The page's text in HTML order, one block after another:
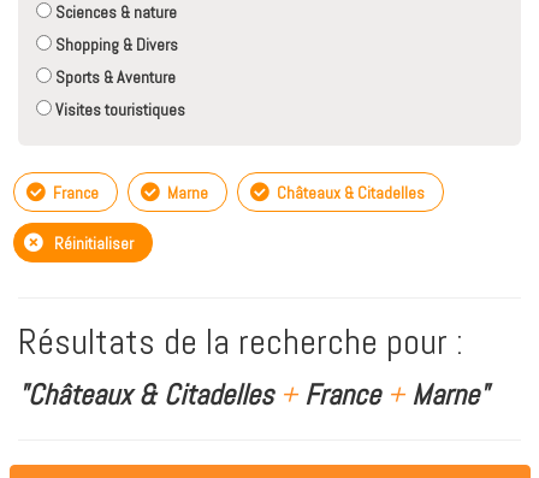
Sciences & nature
Shopping & Divers
Sports & Aventure
Visites touristiques
France Marne Châteaux & Citadelles
Réinitialiser
Résultats de la recherche pour :
"Châteaux & Citadelles +France +Marne"